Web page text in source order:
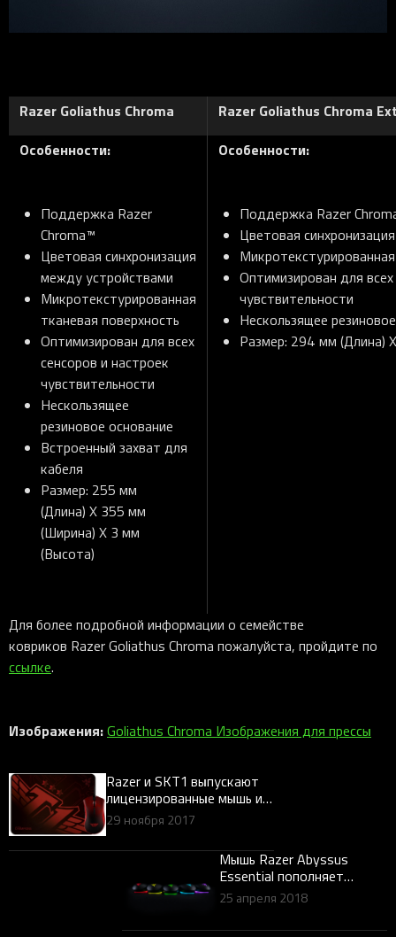
Razer Goliathus Chroma
Razer Goliathus Chroma
Особенности:
Поддержка Razer
Chroma™
Цветовая синхронизация
между устройствами
Микротекстурированная
тканевая поверхность
Оптимизирован для всех
сенсоров и настроек
чувствительности
Нескользящее
резиновое основание
Встроенный захват для
кабеля
Размер: 255 мм
(Длина) X 355 мм
(Ширина) X 3 мм
(Высота)
Особенности:
Поддержка Razer
Цветовая
Оптимизирован для
чувствительности
Нескользящее
Размер: 294 мм (Длина)
Для более подробной информации о семействе
ковриков Razer Goliathus Chroma пожалуйста, пройдите по
ссылке.
Изображения:Goliathus Chroma Изображения для прессы
Razer и SKT1 выпускают
лицензированные мышь и
коврик
29 ноября 2017
Мышь Razer Abyssus
Essential пополняет
линейку устройств
начального уровня с
поддержкой Chroma
25 апреля 2018